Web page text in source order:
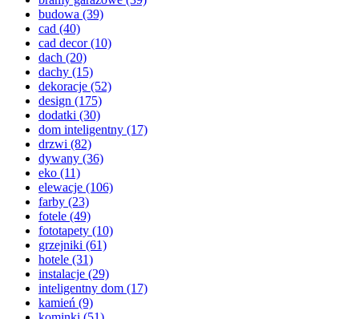
budowa (39)
cad (40)
cad decor(10)
dach (20)
dachy (15)
dekoracje (52)
design (175)
dodatki (30)
dom inteligentny (17)
drzwi (82)
dywany (36)
eko (11)
elewacje (106)
farby (23)
fotele (49)
fototapety (10)
grzejniki (61)
hotele (31)
instalacje (29)
inteligentny dom (17)
kamień (9)